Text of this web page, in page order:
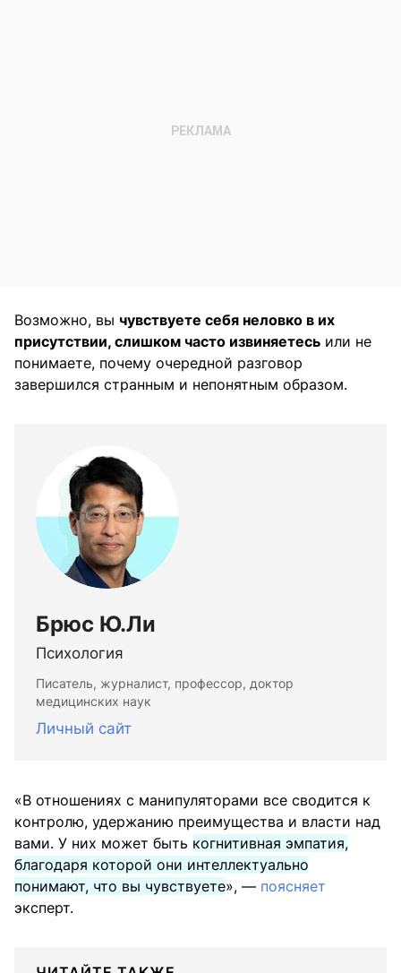
Возможно, вы чувствуете себя неловко в их
присутствии, слишком часто извиняетесь или не
понимаете, почему очередной разговор
завершился странным и непонятным образом.
Брюс Ю.Ли
Психология
Писатель, журналист, профессор, доктор
медицинских наук
Личный сайт
«В отношениях с манипуляторами все сводится к
контролю, удержанию преимущества и власти над
вами. У них может быть когнитивная эмпатия,
благодаря которой они интеллектуально
понимают, что вы чувствуете», — поясняет
эксперт.